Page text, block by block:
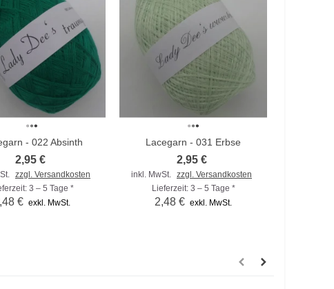
hinzufügen
- 022 Absinth
2,95 €
zzgl. Versandkosten
3 – 5 Tage *
€ exkl. MwSt.
Zum Vergleich hinzufügen
Lacegarn - 031 Erbse
2,95 €
inkl. MwSt. zzgl. Versandkosten
Lieferzeit: 3 – 5 Tage *
2,48 € exkl. MwSt.